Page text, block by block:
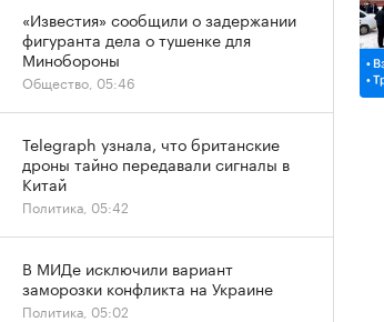
«Известия» сообщили о задержании
фигуранта дела о тушенке для
Минобороны
Общество, 05:46
Telegraph узнала, что британские
дроны тайно передавали сигналы в
Китай
Политика, 05:42
В МИДе исключили вариант
заморозки конфликта на Украине
Политика, 05:02